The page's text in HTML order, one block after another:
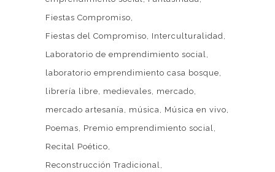
Fiestas Compromiso
Fiestas del Compromiso
Interculturalidad
Laboratorio de emprendimiento social
laboratorio emprendimiento casa bosque
librería libre
medievales
mercado
mercado artesanía
música
Música en vivo
Poemas
Premio emprendimiento social
Recital Poético
Reconstrucción Tradicional